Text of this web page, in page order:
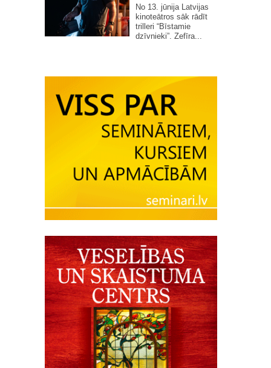
No 13. jūnija Latvijas
kinoteātros sāk rādīt
trilleri “Bīstamie
dzīvnieki”. Zefīra...